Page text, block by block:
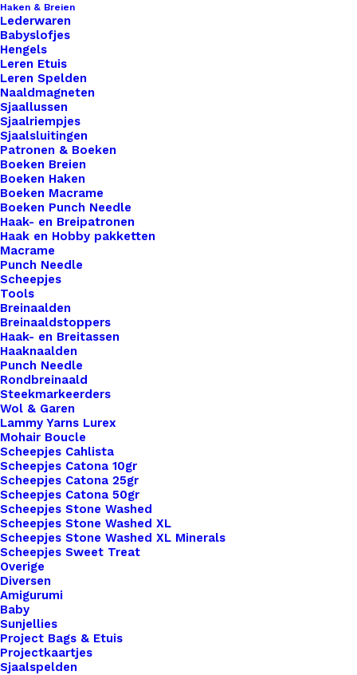
Haken & Breien
Lederwaren
Babyslofjes
Hengels
Leren Etuis
Leren Spelden
Naaldmagneten
Sjaallussen
Sjaalriempjes
Sjaalsluitingen
Patronen & Boeken
Boeken Breien
Boeken Haken
Boeken Macrame
Boeken Punch Needle
Haak- en Breipatronen
Haak en Hobby pakketten
Macrame
Punch Needle
Scheepjes
Tools
Breinaalden
Breinaaldstoppers
Haak- en Breitassen
Haaknaalden
Punch Needle
Rondbreinaald
Steekmarkeerders
Wol & Garen
Lammy Yarns Lurex
Mohair Boucle
Scheepjes Cahlista
Scheepjes Catona 10gr
Scheepjes Catona 25gr
Scheepjes Catona 50gr
Scheepjes Stone Washed
Scheepjes Stone Washed XL
Scheepjes Stone Washed XL Minerals
Scheepjes Sweet Treat
Overige
Diversen
Amigurumi
Baby
Sunjellies
Project Bags & Etuis
Projectkaartjes
Sjaalspelden
Cernit klei. Met zijn uitzonderlijke kwaliteit en
veelzijdigheid is Cernit klei de perfecte keuze voor
zowel beginnende als ervaren kunstenaars.Cernit
klei staat bekend om zijn zachte en soepele
textuur, waardoor het gemakkelijk te vormen en
te manipuleren is. Of je nu een gedetailleerd
sieraad wilt maken, een realistisch
beeldhouwwerk wilt boetseren, of kleurrijke
miniaturen wilt creëren, Cernit klei biedt de
perfecte basis voor al je projecten.
4 op voorraad
Cernit
Metallic,
56Gr
-
Blue
200
aantal
Toevoegen aan winkelwagen
Toevoegen aan verlanglijst
Artikelnummer
Categorie
Binnen 1-3 werkdagen verzonden
Veilig betalen
Unieke en kwaliteitsproducten